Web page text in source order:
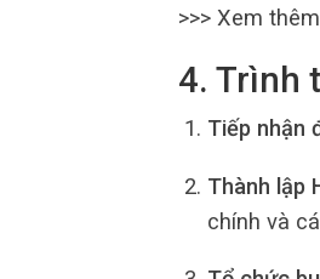
>>> Xem
4. Trình
Tiếp nhận
Thành lập
chính và